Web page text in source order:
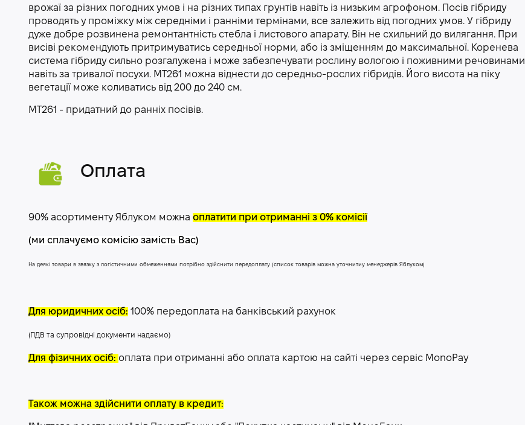
врожаї за різних погодних умов і на різних типах грунтів навіть із низьким агрофоном. Посів гібриду
проводять у проміжку між середніми і ранніми термінами, все залежить від погодних умов. У гібриду
дуже добре розвинена ремонтантність стебла і листового апарату. Він не схильний до вилягання. При
висіві рекомендують притримуватись середньої норми, або із зміщенням до максимальної. Коренева
система гібриду сильно розгалужена і може забезпечувати рослину вологою і поживними речовинами
навіть за тривалої посухи. МТ261 можна віднести до середньо-рослих гібридів. Його висота на піку
вегетації може коливатись від 200 до 240 см.
МТ261 - придатний до ранніх посівів.
Оплата
90% асортименту Яблуком можна оплатити при отриманні з 0% комісії
(ми сплачуємо комісію замість Вас)
На деякі товари в звязку з логістичними обмеженнями потрібно здійснити передоплату (список товарів можна уточнитиу менеджерів Яблуком)
Для юридичних осіб: 100% передоплата на банківський рахунок
(ПДВ та супровідні документи надаємо)
Для фізичних осіб: оплата при отриманні або оплата картою на сайті через сервіс МоnoPay
Також можна здійснити оплату в кредит: